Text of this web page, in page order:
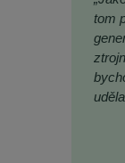
tom